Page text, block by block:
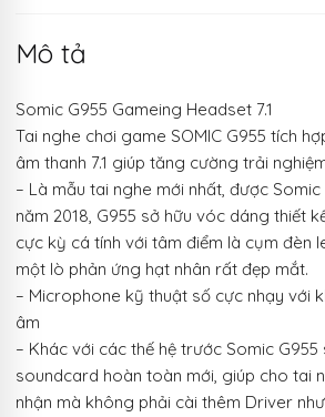
Mô tả
Somic G955 Gameing Headset 7.1
Tai nghe chơi game SOMIC G955 tích
âm thanh 7.1 giúp tăng cường trải
– Là mẫu tai nghe mới nhất, được
năm 2018, G955 sở hữu vóc dáng thiết
cực kỳ cá tính với tâm điểm là cụm đèn
một lò phản ứng hạt nhân rất đẹp mắt.
– Microphone kỹ thuật số cực nhạy với
âm
– Khác với các thế hệ trước Somic
soundcard hoàn toàn mới, giúp cho tai
nhận mà không phải cài thêm Driver